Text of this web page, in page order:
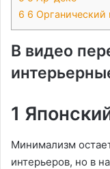
6 6 Органический
В видео
1
Минимализм
интерьеров, но в